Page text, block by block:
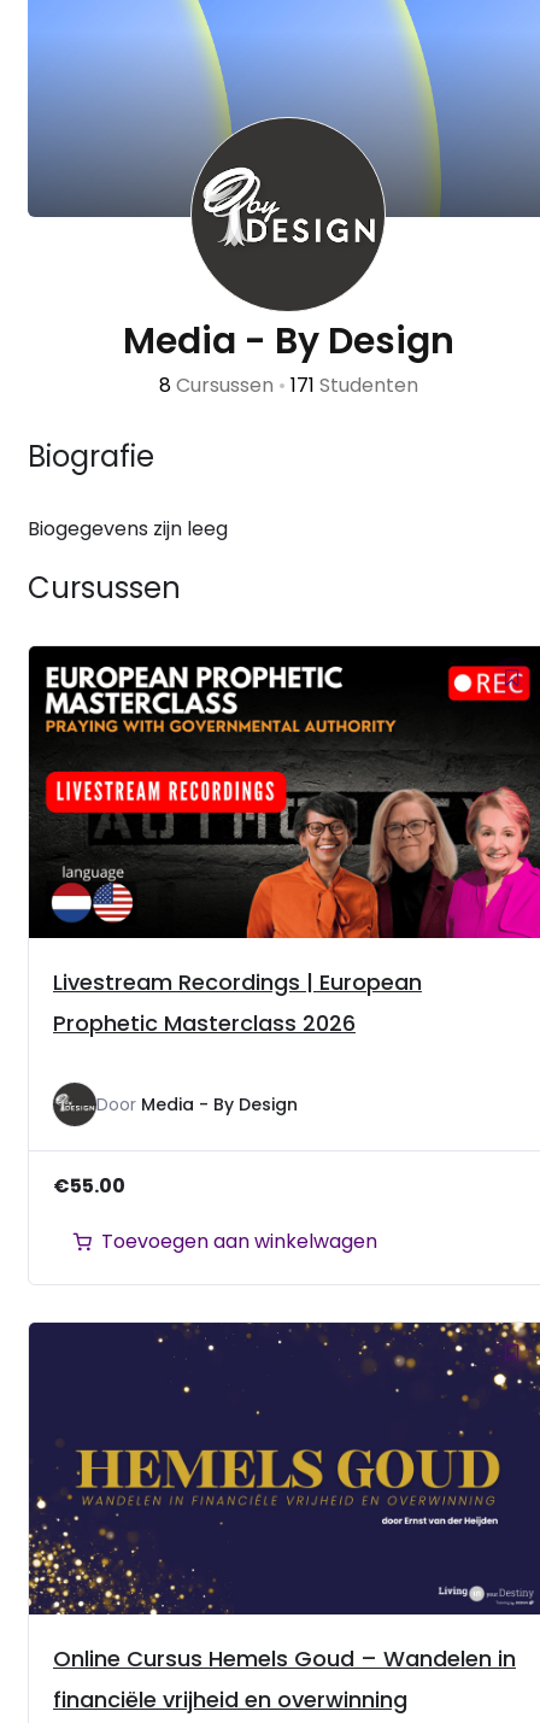
Media - By Design
8Cursussen • 171 Studenten
Biografie
Biogegevens zijn leeg
Cursussen
Livestream Recordings | European
Prophetic Masterclass 2026
Door Media - By Design
€55.00
Toevoegen aan winkelwagen
Online Cursus Hemels Goud – Wandelen in
financiële vrijheid en overwinning